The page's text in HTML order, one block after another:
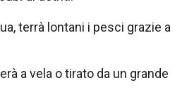
terrà lontani i pesci grazie a
a vela o tirato da un grande